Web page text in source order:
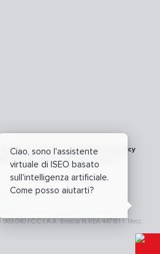
Ciao, sono l'assistente
virtuale di ISEO basato
sull'intelligenza artificiale.
Come posso aiutarti?
All right reserved
| Cap.Soc.Deliberato € 24.340.965 |
| C.C.I.A.A. Brescia N.REA 447181 |. Mecc.
disclosure policyPrivacy policy
Richiamo prodotti